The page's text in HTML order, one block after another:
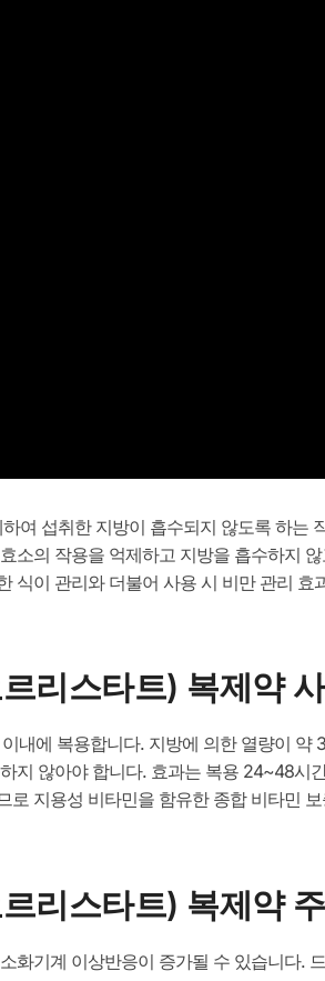
여 섭취한 지방이 흡수되지 않도록 하
소의 작용을 억제하고 지방을 흡수하지
식이 관리와 더불어 사용 시 비만 관리
리스타트) 복제약
내에 복용합니다. 지방에 의한 열량이
지 않아야 합니다. 효과는 복용 24~48
지용성 비타민을 함유한 종합 비타민
리스타트) 복제약
화기계 이상반응이 증가될 수 있습니다.